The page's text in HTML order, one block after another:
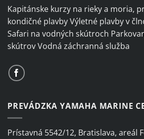
page
Kapitánske kurzy na rieky a moria,
kondičné plavby Výletné plavby v
Safari na vodných skútroch
skútrov Vodná záchranná služba
PREVÁDZKA YAMAHA MARINE
Prístavná 5542/12, Bratislava, areál